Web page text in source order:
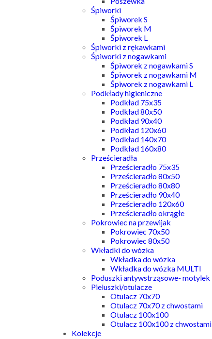
Śpiworki
Śpiworek S
Śpiworek M
Śpiworek L
Śpiworki z rękawkami
Śpiworki z nogawkami
Śpiworek z nogawkami S
Śpiworek z nogawkami M
Śpiworek z nogawkami L
Podkłady higieniczne
Podkład 75x35
Podkład 80x50
Podkład 90x40
Podkład 120x60
Podkład 140x70
Podkład 160x80
Prześcieradła
Prześcieradło 75x35
Prześcieradło 80x50
Prześcieradło 80x80
Prześcieradło 90x40
Prześcieradło 120x60
Prześcieradło okrągłe
Pokrowiec na przewijak
Pokrowiec 70x50
Pokrowiec 80x50
Wkładki do wózka
Wkładka do wózka
Wkładka do wózka MULTI
Poduszki antywstrząsowe- motylek
Pieluszki/otulacze
Otulacz 70x70
Otulacz 70x70 z chwostami
Otulacz 100x100
Otulacz 100x100 z chwostami
Kolekcje